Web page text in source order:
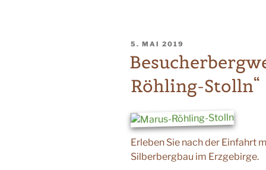
VERÖFFENTLICHT
5. MAI 2019
Röhling-Stolln“
Erleben Sie nach der Einfahrt
Silberbergbau im Erzgebirge.